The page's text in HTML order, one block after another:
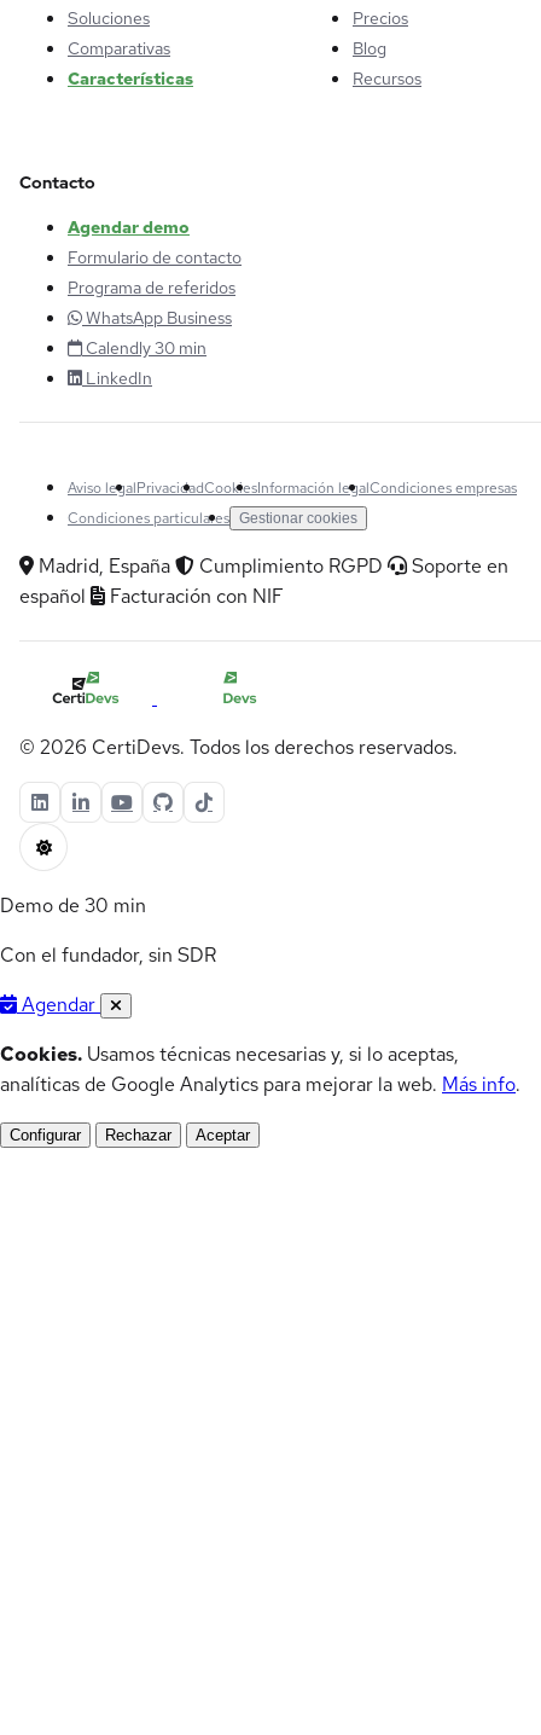
Soluciones
Comparativas
Características
Precios
Blog
Recursos
Contacto
Agendar demo
Formulario de contacto
Programa de referidos
WhatsApp Business
Calendly 30 min
LinkedIn
Aviso legalPrivacidadCookiesInformación legalCondiciones empresas
Condiciones particulares Gestionar cookies
Madrid, España Cumplimiento RGPD
Soporte en
español
Facturación con NIF
© 2026 CertiDevs. Todos los derechos reservados.
Demo de 30 min
Con el fundador, sin SDR
Agendar
Cookies. Usamos técnicas necesarias y, si lo aceptas,
analíticas de Google Analytics para mejorar la web. Más info.
Configurar Rechazar Aceptar